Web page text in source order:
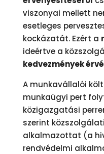
viszonyai mellett
esetleges
kockázatát. Ezért a
ideértve a
kedvezmények
A munkavállalói
munkaügyi pert
közigazgatási
szerint
alkalmazottat (a
rendvédelmi